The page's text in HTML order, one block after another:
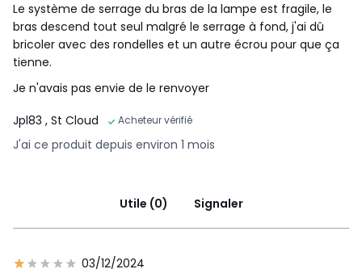
Le système de serrage du bras de la lampe est fragile, le
bras descend tout seul malgré le serrage à fond, j'ai dû
bricoler avec des rondelles et un autre écrou pour que ça
tienne.
Je n'avais pas envie de le renvoyer
Jpl83 , St Cloud Acheteur vérifié
J'ai ce produit depuis environ 1 mois
Utile (0) Signaler
03/12/2024